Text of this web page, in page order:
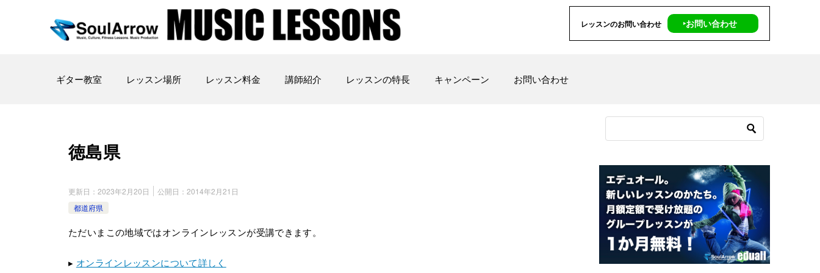
レッスンのお問い合わせ ‣お問い合わせ
ギター教室 レッスン場所 レッスン料金 講師紹介 レッスンの特長 キャンペーン お問い合わせ
徳島県
更新日： 2023年2月20日 公開日： 2014年2月21日
都道府県
ただいまこの地域ではオンラインレッスンが受講できます。
▸ オンラインレッスンについて詳しく